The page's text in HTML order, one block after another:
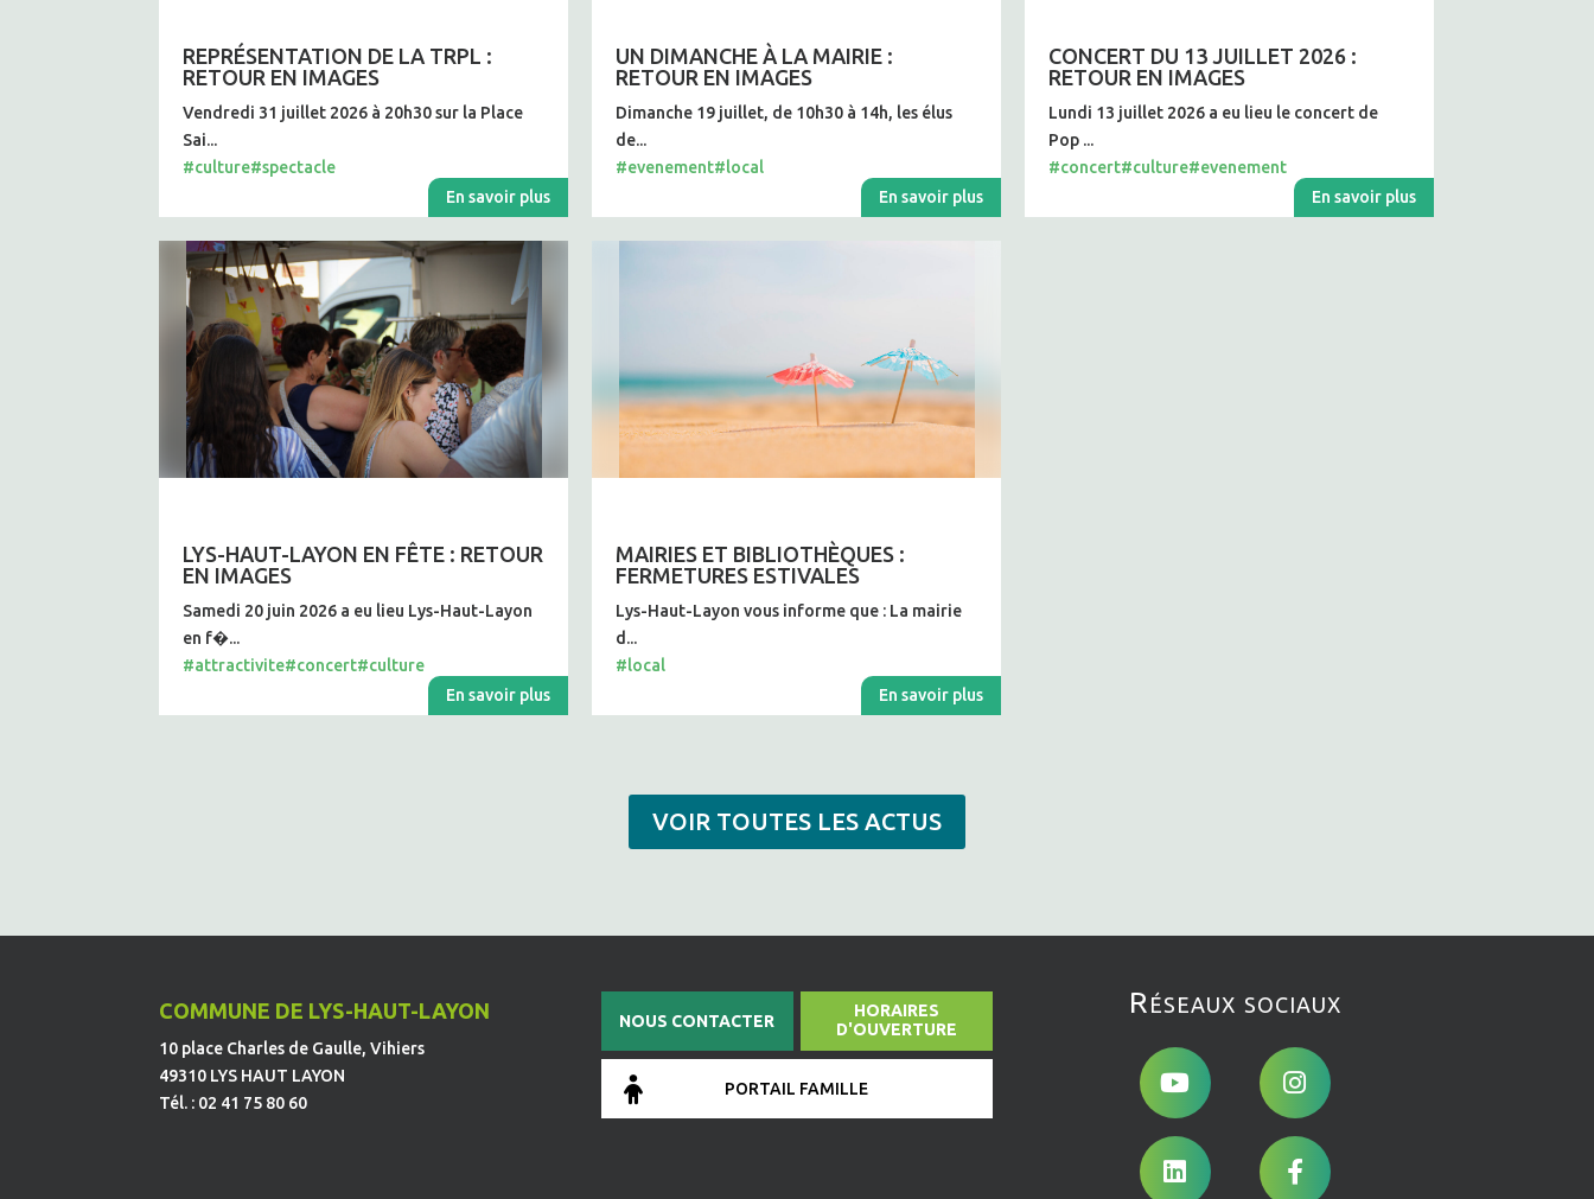
REPRÉSENTATION DE LA TRPL :
RETOUR EN IMAGES
Vendredi 31 juillet 2026 à 20h30 sur la Place
Sai...
#culture#spectacle
En savoir plus
UN DIMANCHE À LA MAIRIE :
RETOUR EN IMAGES
Dimanche 19 juillet, de 10h30 à 14h, les élus
de...
#evenement#local
En savoir plus
CONCERT DU 13 JUILLET 2026 :
RETOUR EN IMAGES
Lundi 13 juillet 2026 a eu lieu le concert de
Pop ...
#concert#culture#evenement
En savoir plus
LYS-HAUT-LAYON EN FÊTE : RETOUR
EN IMAGES
Samedi 20 juin 2026 a eu lieu Lys-Haut-Layon
en f�...
#attractivite#concert#culture
En savoir plus
MAIRIES ET BIBLIOTHÈQUES :
FERMETURES ESTIVALES
Lys-Haut-Layon vous informe que : La mairie
d...
#local
En savoir plus
VOIR TOUTES LES ACTUS
COMMUNE DE LYS-HAUT-LAYON
10 place Charles de Gaulle, Vihiers
49310 LYS HAUT LAYON
Tél. : 02 41 75 80 60
NOUS CONTACTER
HORAIRES
D'OUVERTURE
PORTAIL FAMILLE
Réseaux sociaux